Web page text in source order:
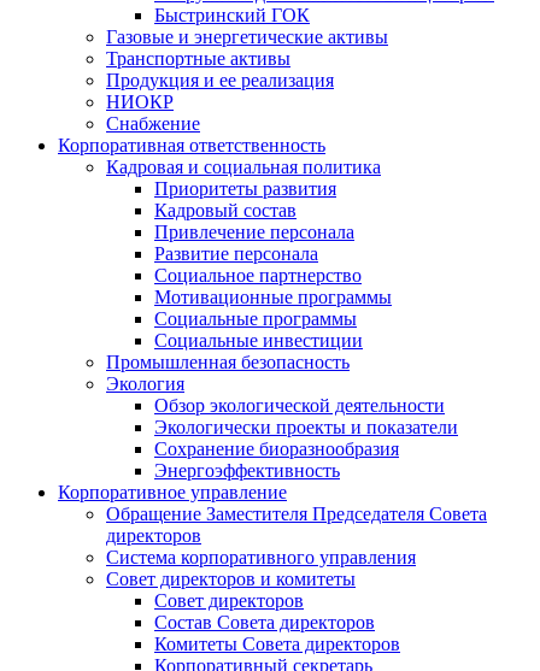
Быстринский ГОК
Газовые и энергетические активы
Транспортные активы
Продукция и ее реализация
НИОКР
Снабжение
Корпоративная ответственность
Кадровая и социальная политика
Приоритеты развития
Кадровый состав
Привлечение персонала
Развитие персонала
Социальное партнерство
Мотивационные программы
Социальные программы
Социальные инвестиции
Промышленная безопасность
Экология
Обзор экологической деятельности
Экологически проекты и показатели
Сохранение биоразнообразия
Энергоэффективность
Корпоративное управление
Обращение Заместителя Председателя Совета
директоров
Система корпоративного управления
Совет директоров и комитеты
Совет директоров
Состав Совета директоров
Комитеты Совета директоров
Корпоративный секретарь